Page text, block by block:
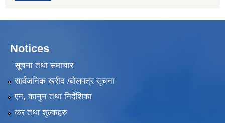
Notices
सूचना तथा समाचार
सार्वजनिक खरीद /बोलपत्र सूचना
एन, कानुन तथा निर्देशिका
कर तथा शुल्कहरु